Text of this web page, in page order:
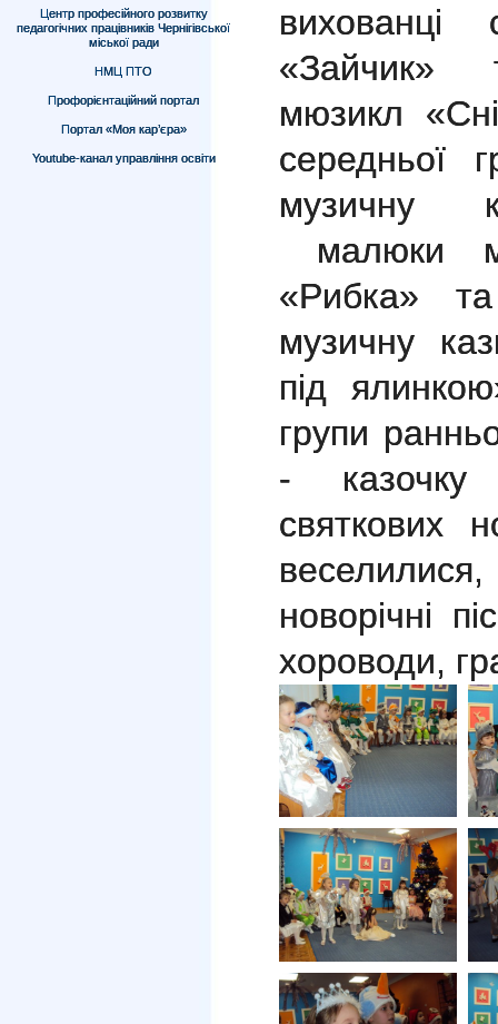
Центр професійного розвитку
педагогічних працівників Чернігівської
міської ради
НМЦ ПТО
Профорієнтаційний портал
Портал «Моя кар’єра»
Youtube-канал управління освіти
«Зайчик»
мюзикл
середньої
музичну
малюки
«Рибка»
музичну
під
групи
-
святкових
новорічні
хороводи,